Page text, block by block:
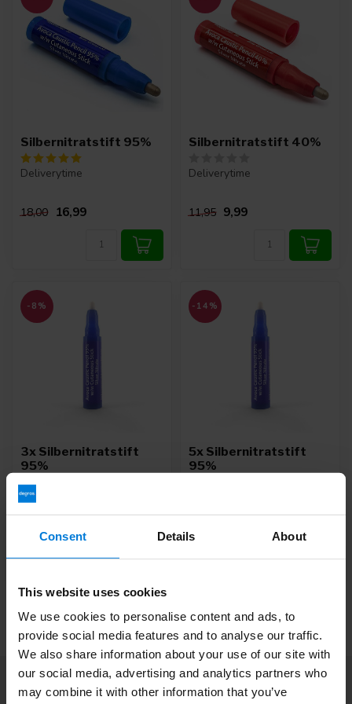
Consent Details About
This website uses cookies
We use cookies to personalise content and ads, to
provide social media features and to analyse our traffic.
We also share information about your use of our site with
our social media, advertising and analytics partners who
may combine it with other information that you’ve
Silbernitratstift 95%
Deliverytime
18,00 16,99
Silbernitratstift 40%
Deliverytime
11,95 9,99
-8%
3x Silbernitratstift
95%
Deliverytime
54,15 49,95
-14%
5x Silbernitratstift
95%
90,25
Abonnieren Sie unseren Newsletter